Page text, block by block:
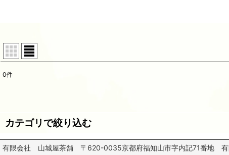
0件
カテゴリで絞り込む
ほうじ茶 (全商品)
有限会社 山城屋茶舗 〒620-0035京都府福知山市字内記71番地